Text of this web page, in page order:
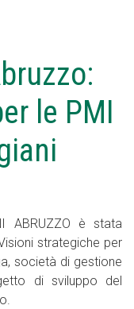
le PMI
ABRUZZO è stata
strategiche per
società di gestione
di sviluppo del